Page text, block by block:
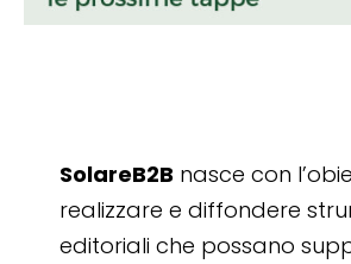
SolareB2B nasce con
realizzare e diffondere
editoriali che possano